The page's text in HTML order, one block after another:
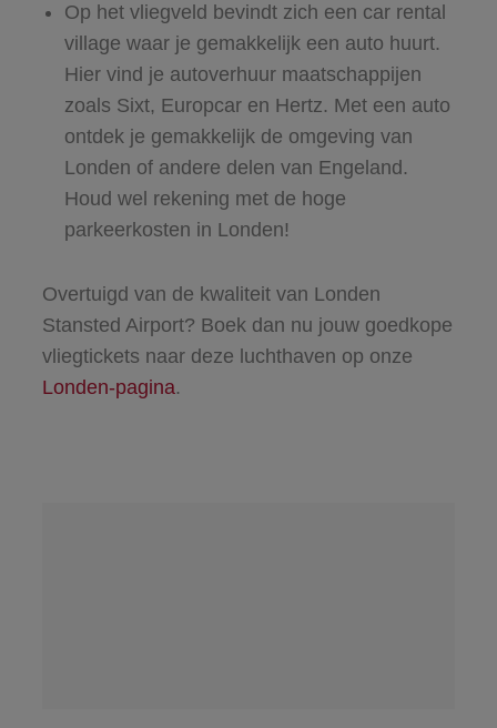
Op het vliegveld bevindt zich een car rental
village waar je gemakkelijk een auto huurt.
Hier vind je autoverhuur maatschappijen
zoals Sixt, Europcar en Hertz. Met een auto
ontdek je gemakkelijk de omgeving van
Londen of andere delen van Engeland.
Houd wel rekening met de hoge
parkeerkosten in Londen!
Overtuigd van de kwaliteit van Londen
Stansted Airport? Boek dan nu jouw goedkope
vliegtickets naar deze luchthaven op onze
Londen-pagina.